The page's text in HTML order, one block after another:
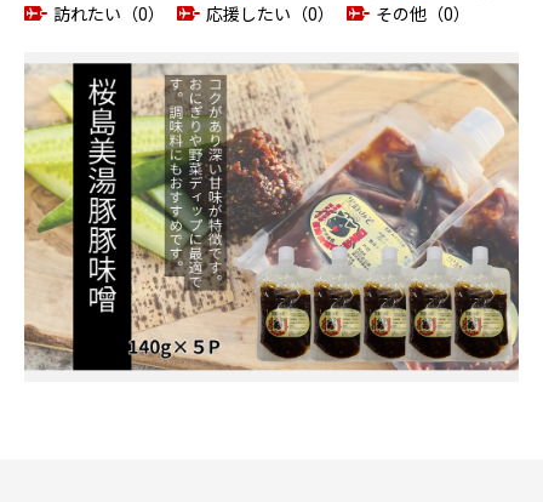
訪れたい（0）
応援したい（0） その他（0）